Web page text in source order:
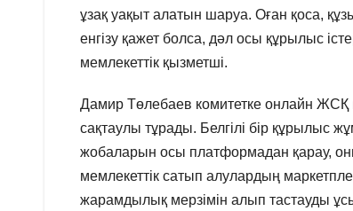
ұзақ уақыт алатын шаруа. Оған қоса,
енгізу қажет болса, дәл осы құрылыс
мемлекеттік қызметші.
Дамир Төлебаев комитетке онлайн ЖСҚ
сақтаулы тұрады. Белгілі бір құрылыс
жобаларын осы платформадан қарау,
мемлекеттік сатып алулардың
жарамдылық мерзімін алып тастауды